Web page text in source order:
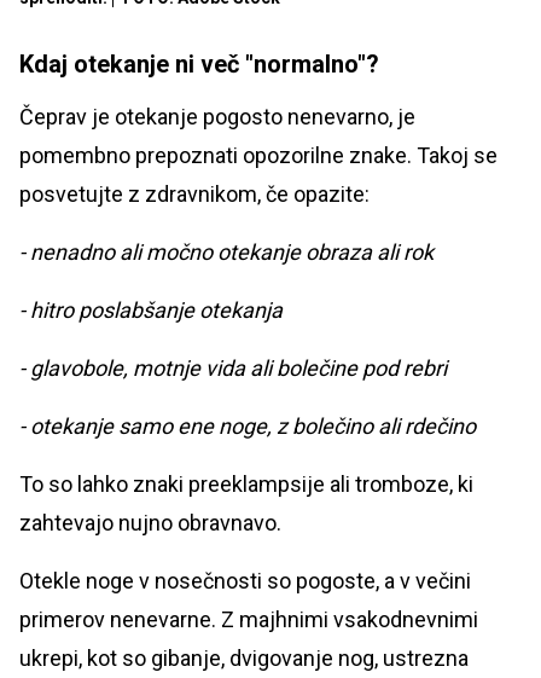
Kdaj otekanje ni več "normalno"?
Čeprav je otekanje pogosto nenevarno, je
pomembno prepoznati opozorilne znake. Takoj se
posvetujte z zdravnikom, če opazite:
- nenadno ali močno otekanje obraza ali rok
- hitro poslabšanje otekanja
- glavobole, motnje vida ali bolečine pod rebri
- otekanje samo ene noge, z bolečino ali rdečino
To so lahko znaki preeklampsije ali tromboze, ki
zahtevajo nujno obravnavo.
Otekle noge v nosečnosti so pogoste, a v večini
primerov nenevarne. Z majhnimi vsakodnevnimi
ukrepi, kot so gibanje, dvigovanje nog, ustrezna